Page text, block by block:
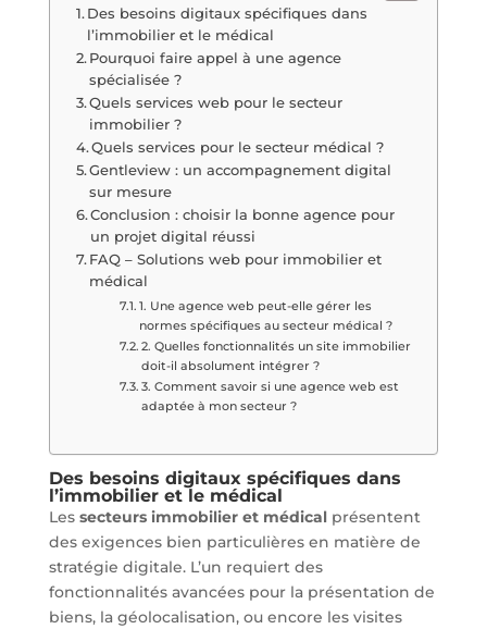
Des besoins digitaux spécifiques dans
l’immobilier et le médical
Pourquoi faire appel à une agence
spécialisée ?
Quels services web pour le secteur
immobilier ?
Quels services pour le secteur médical ?
Gentleview : un accompagnement digital
sur mesure
Conclusion : choisir la bonne agence pour
un projet digital réussi
FAQ – Solutions web pour immobilier et
médical
1. Une agence web peut-elle gérer les
normes spécifiques au secteur médical ?
2. Quelles fonctionnalités un site immobilier
doit-il absolument intégrer ?
3. Comment savoir si une agence web est
adaptée à mon secteur ?
Des besoins digitaux spécifiques dans
l’immobilier et le médical
Les secteurs immobilier et médicalprésentent
des exigences bien particulières en matière de
stratégie digitale. L’un requiert des
fonctionnalités avancées pour la présentation de
biens, la géolocalisation, ou encore les visites